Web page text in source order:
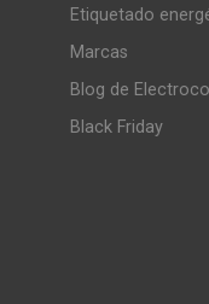
Etiquetado
Marcas
Blog de
Black Friday